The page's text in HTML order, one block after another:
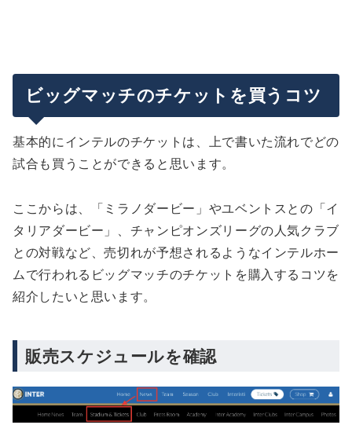
ビッグマッチのチケットを買うコツ
基本的にインテルのチケットは、上で書いた流れでどの
試合も買うことができると思います。
ここからは、「ミラノダービー」やユベントスとの「イ
タリアダービー」、チャンピオンズリーグの人気クラブ
との対戦など、売切れが予想されるようなインテルホー
ムで行われるビッグマッチのチケットを購入するコツを
紹介したいと思います。
販売スケジュールを確認